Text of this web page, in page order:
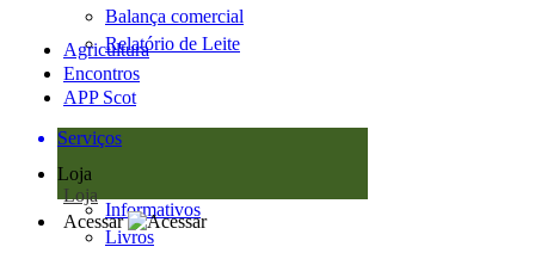
Balança comercial
Relatório de Leite
Agricultura
Encontros
APP Scot
Serviços
Loja
Loja
Informativos
Livros
Acessar